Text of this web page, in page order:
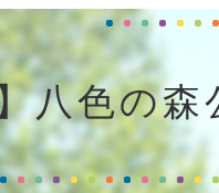
八色の森